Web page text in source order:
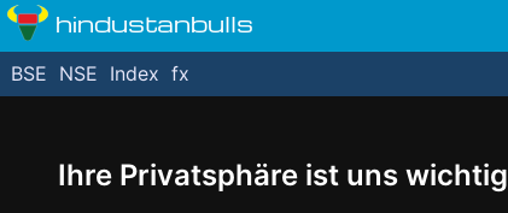
Ihre Privatsphäre ist uns wichtig
hindustanbulls
BSE NSE Index fx